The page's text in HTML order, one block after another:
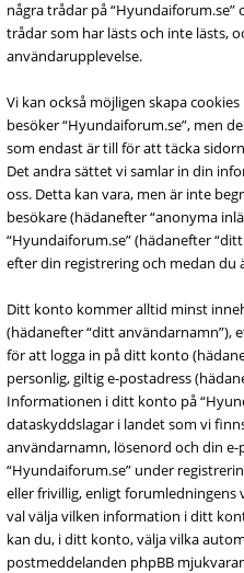
några trådar på
trådar som har lästs och inte lästs,
användarupplevelse.
Vi kan också möjligen skapa
besöker “Hyundaiforum.se”, men
som endast är till för att täcka
Det andra sättet vi samlar in din
oss. Detta kan vara, men är inte
besökare (hädanefter “anonyma
“Hyundaiforum.se” (hädanefter
efter din registrering och medan du
Ditt konto kommer alltid minst
(hädanefter “ditt användarnamn”),
för att logga in på ditt konto
personlig, giltig e-postadress
Informationen i ditt konto på
dataskyddslagar i landet som vi
användarnamn, lösenord och din
“Hyundaiforum.se” under
eller frivillig, enligt forumledningens
val välja vilken information i ditt
kan du, i ditt konto, välja vilka
postmeddelanden phpBB